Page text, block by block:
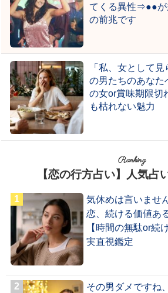
てくる異性⇒●●が
の前兆です
「私、女として
の男たちのあなた
の女or賞味期限切
も枯れない魅力
Ranking
【恋の行方占い】人気占
気休めは言いませ
恋、続ける価値あ
【時間の無駄or続
実直視鑑定
その男ダメですね